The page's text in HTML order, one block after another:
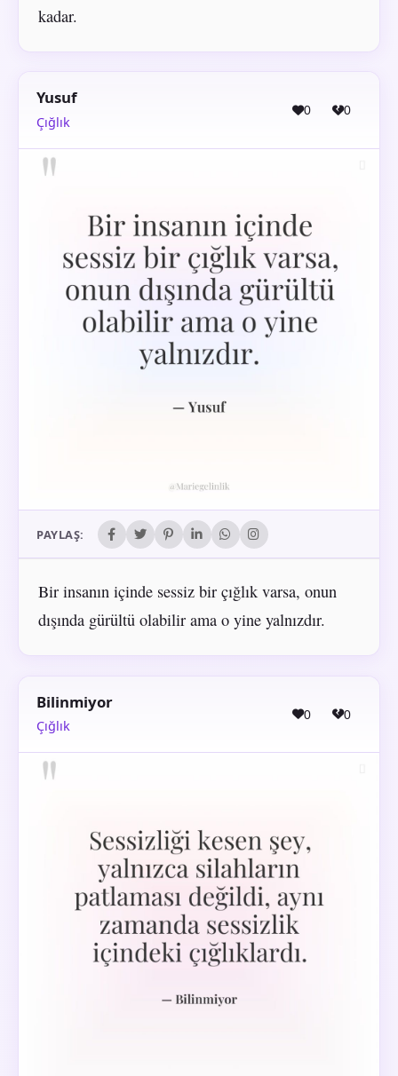
kadar.
Yusuf
Çığlık
0 0
PAYLAŞ:
Bir insanın içinde sessiz bir çığlık varsa, onun
dışında gürültü olabilir ama o yine yalnızdır.
Bilinmiyor
Çığlık
0 0